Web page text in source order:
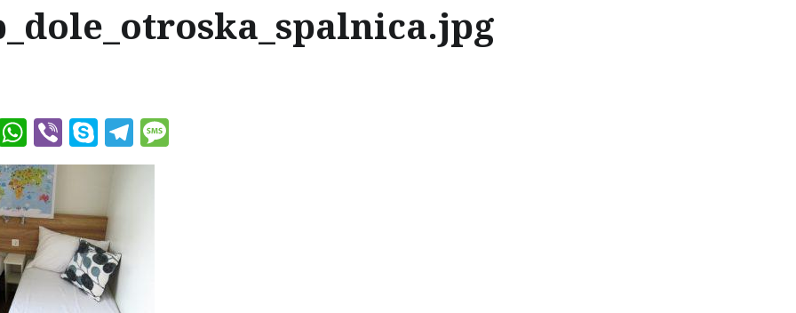
WhatsApp
ViberSkypeTelegram